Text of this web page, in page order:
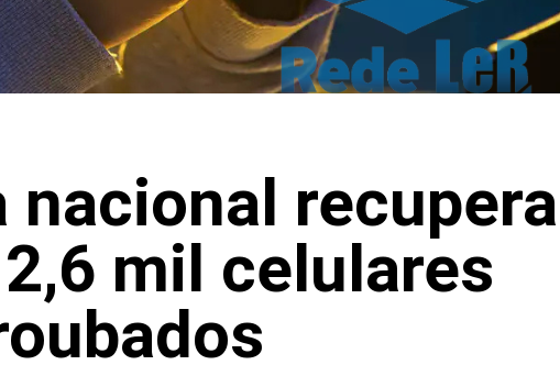
nacional recupera
mil celulares